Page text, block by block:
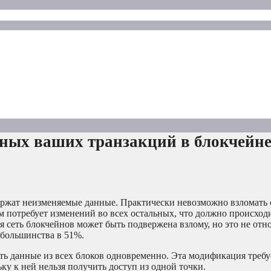
ваших транзакций в
неизменяемые данные. Практически невозможно взломать
изменений во всех остальных, что должно
блокчейнов может быть подвержена взлому, но это не
в 51%.
из всех блоков одновременно. Эта модификация
к ней нельзя получить доступ из одной точки.